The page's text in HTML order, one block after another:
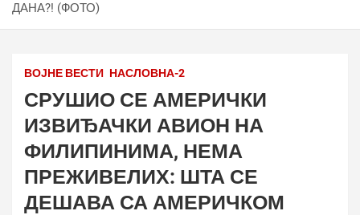
ДАНА?! (ФОТО)
ВОЈНЕ ВЕСТИ НАСЛОВНА-2
СРУШИО СЕ АМЕРИЧКИ
ИЗВИЂАЧКИ АВИОН НА
ФИЛИПИНИМА, НЕМА
ПРЕЖИВЕЛИХ: ШТА СЕ
ДЕШАВА СА АМЕРИЧКОМ